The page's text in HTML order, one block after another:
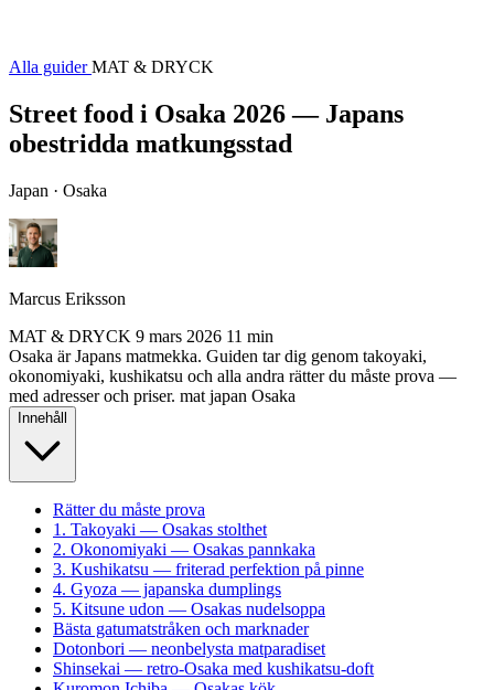
Alla guiderMAT & DRYCK
Street food i Osaka 2026 — Japans
obestridda matkungsstad
Japan · Osaka
Marcus Eriksson
MAT & DRYCK 9 mars 2026 11 min
Osaka är Japans matmekka. Guiden tar dig genom takoyaki,
okonomiyaki, kushikatsu och alla andra rätter du måste prova —
med adresser och priser. mat japan Osaka
Innehåll
Rätter du måste prova
1. Takoyaki — Osakas stolthet
2. Okonomiyaki — Osakas pannkaka
3. Kushikatsu — friterad perfektion på pinne
4. Gyoza — japanska dumplings
5. Kitsune udon — Osakas nudelsoppa
Bästa gatumatstråken och marknader
Dotonbori — neonbelysta matparadiset
Shinsekai — retro-Osaka med kushikatsu-doft